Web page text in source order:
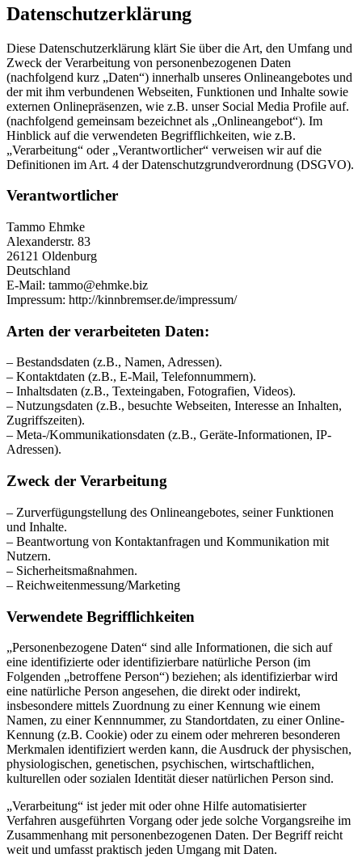
Datenschutzerklärung
Diese Datenschutzerklärung klärt Sie über die Art, den Umfang und
Zweck der Verarbeitung von personenbezogenen Daten
(nachfolgend kurz „Daten“) innerhalb unseres Onlineangebotes und
der mit ihm verbundenen Webseiten, Funktionen und Inhalte sowie
externen Onlinepräsenzen, wie z.B. unser Social Media Profile auf.
(nachfolgend gemeinsam bezeichnet als „Onlineangebot“). Im
Hinblick auf die verwendeten Begrifflichkeiten, wie z.B.
„Verarbeitung“ oder „Verantwortlicher“ verweisen wir auf die
Definitionen im Art. 4 der Datenschutzgrundverordnung (DSGVO).
Verantwortlicher
Tammo Ehmke
Alexanderstr. 83
26121 Oldenburg
Deutschland
E-Mail: tammo@ehmke.biz
Impressum: http://kinnbremser.de/impressum/
Arten der verarbeiteten Daten:
– Bestandsdaten (z.B., Namen, Adressen).
– Kontaktdaten (z.B., E-Mail, Telefonnummern).
– Inhaltsdaten (z.B., Texteingaben, Fotografien, Videos).
– Nutzungsdaten (z.B., besuchte Webseiten, Interesse an Inhalten,
Zugriffszeiten).
– Meta-/Kommunikationsdaten (z.B., Geräte-Informationen, IP-
Adressen).
Zweck der Verarbeitung
– Zurverfügungstellung des Onlineangebotes, seiner Funktionen
und Inhalte.
– Beantwortung von Kontaktanfragen und Kommunikation mit
Nutzern.
– Sicherheitsmaßnahmen.
– Reichweitenmessung/Marketing
Verwendete Begrifflichkeiten
„Personenbezogene Daten“ sind alle Informationen, die sich auf
eine identifizierte oder identifizierbare natürliche Person (im
Folgenden „betroffene Person“) beziehen; als identifizierbar wird
eine natürliche Person angesehen, die direkt oder indirekt,
insbesondere mittels Zuordnung zu einer Kennung wie einem
Namen, zu einer Kennnummer, zu Standortdaten, zu einer Online-
Kennung (z.B. Cookie) oder zu einem oder mehreren besonderen
Merkmalen identifiziert werden kann, die Ausdruck der physischen,
physiologischen, genetischen, psychischen, wirtschaftlichen,
kulturellen oder sozialen Identität dieser natürlichen Person sind.
„Verarbeitung“ ist jeder mit oder ohne Hilfe automatisierter
Verfahren ausgeführten Vorgang oder jede solche Vorgangsreihe im
Zusammenhang mit personenbezogenen Daten. Der Begriff reicht
weit und umfasst praktisch jeden Umgang mit Daten.